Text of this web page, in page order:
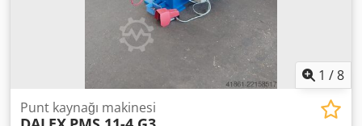
1 /8
Punt kaynağı makinesi